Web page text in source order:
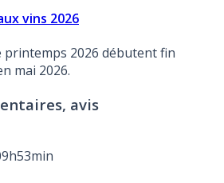
vins 2026
printemps 2026 débutent fin
mai 2026.
avis